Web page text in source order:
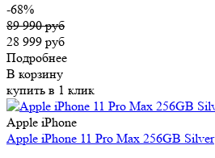
-68%
89 990 руб
28 999 руб
Подробнее
В корзину
купить в 1 клик
Apple iPhone
Apple iPhone 11 Pro Max 256GB Silver